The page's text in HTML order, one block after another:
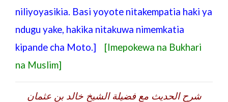
niliyoyasikia. Basi yoyote nitakempatia haki ya
ndugu yake, hakika nitakuwa nimemkatia
kipande cha Moto.]
[Imepokewa na Bukhari
na Muslim]
شرح الحديث مع فضيلة الشيخ خالد بن عثمان